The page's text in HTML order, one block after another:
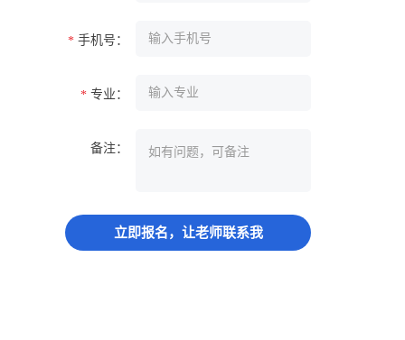
* 手机号：
* 专业：
备注：